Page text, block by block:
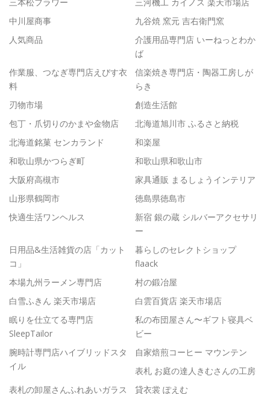
中川屋商事
九谷焼 窯元 吉右衛門窯
人気商品
介護用品専門店 いーねっとわか
ば
作業服、つなぎ専門店えびす衣
料
信楽焼き専門店・陶器工房しが
らき
刃物市場
創造生活館
包丁・爪切りのかまや金物店
北海道旭川市 ふるさと納税
北海道銘菓 センカランド
和楽屋
和歌山県かつらぎ町
和歌山県和歌山市
大阪府高槻市
家具通販 まるしょうインテリア
山形県鶴岡市
徳島県徳島市
快適生活ワンヘルス
新宿 銀の蔵 シルバーアクセサリ
ー
日用品&生活雑貨の店「カット
コ」
暮らしのセレクトショップ
flaack
本場九州ラーメン専門店
村の鍛冶屋
白雪ふきん 楽天市場店
白雲百貨店 楽天市場店
眠りを仕立てる専門店
SleepTailor
私の布団屋さん〜ギフト寝具ベ
ビー
腕時計専門店ハイブリッドスタ
イル
自家焙煎コーヒー マウンテン
表札 お庭の達人きむさんの工房
表札の卸屋さんふれあいガラス
貸衣裳 ぽえむ